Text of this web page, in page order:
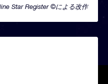
Star Register ©による改作